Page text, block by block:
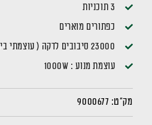
3 תוכניות
כפתורים מוארים
23000 סיבובים לדקה ( עוצמתי ביותר)
עוצמת מנוע : 1000W
מק"ט: 9000677